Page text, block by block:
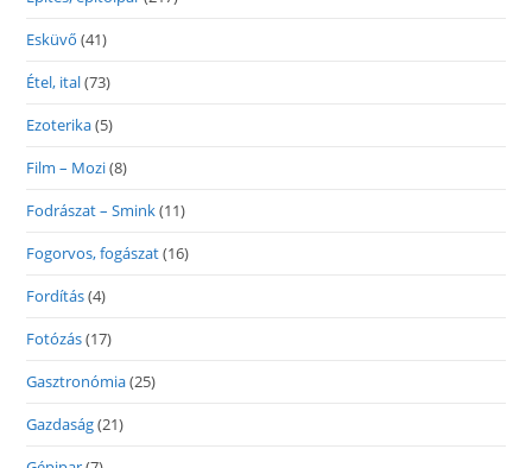
Esküvő (41)
Étel, ital(73)
Ezoterika(5)
Film – Mozi(8)
Fodrászat – Smink(11)
Fogorvos, fogászat(16)
Fordítás(4)
Fotózás(17)
Gasztronómia(25)
Gazdaság(21)